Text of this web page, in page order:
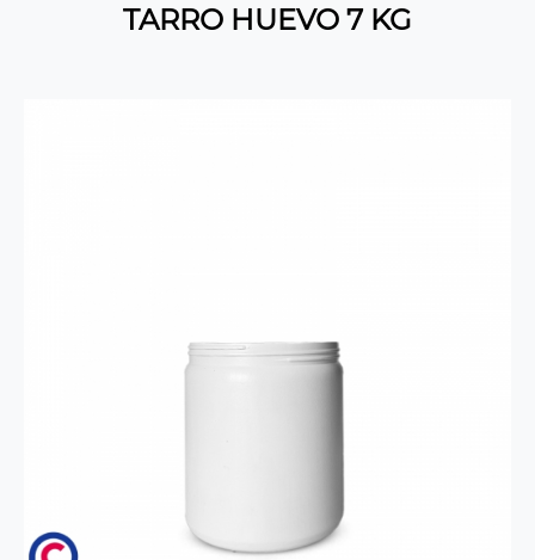
TARRO HUEVO 7 KG